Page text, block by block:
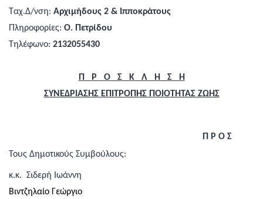
Ταχ.Δ/νση: Αρχιμήδους 2 & Ιπποκράτους
Πληροφορίες: Ο. Πετρίδου
Τηλέφωνο: 2132055430
Π Ρ Ο Σ Κ Λ Η Σ
Η
ΣΥΝΕΔΡΙΑΣΗΣ ΕΠΙΤΡΟΠΗΣ ΠΟΙΟΤΗΤΑΣ ΖΩΗΣ
Π Ρ Ο Σ
Τους Δημοτικούς Συμβούλους:
κ.κ. Σιδερή Ιωάννη
Βιντζηλαίο Γεώργιο